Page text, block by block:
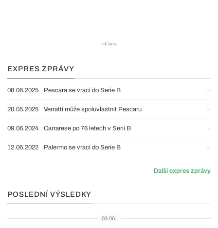
EXPRES ZPRÁVY
08.06.2025 Pescara se vrací do Serie B
20.05.2025 Verratti může spoluvlastnit Pescaru
09.06.2024 Carrarese po 76 letech v Serii B
12.06.2022 Palermo se vrací do Serie B
Další expres zprávy
POSLEDNÍ VÝSLEDKY
03.06.